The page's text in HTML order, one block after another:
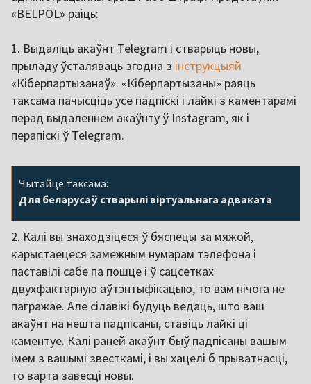
«BELPOL» раіць:
1. Выдаліць акаўнт Telegram і стварыць новы,
прыладу ўсталяваць згодна з інструкцыяй
«Кіберпартызанаў». «Кіберпартызаны» раяць
таксама пачысціць усе падпіскі і лайкі з каментарамі
перад выдаленнем акаўнту ў Instagram, як і
перапіскі ў Telegram.
Чытайце таксама:
Для беларусаў стварылі віртуальнага адваката
2. Калі вы знаходзіцеся ў бяспецы за мяжой,
карыстаецеся замежным нумарам тэлефона і
паставілі сабе па пошце і ў сацсетках
двухфактарную аўтэнтыфікацыю, то вам нічога не
пагражае. Але сілавікі будуць ведаць, што ваш
акаўнт на нешта падпісаны, ставіць лайкі ці
каментуе. Калі раней акаўнт быў падпісаны вашым
імем з вашымі звесткамі, і вы хацелі б прыватнасці,
то варта завесці новы.